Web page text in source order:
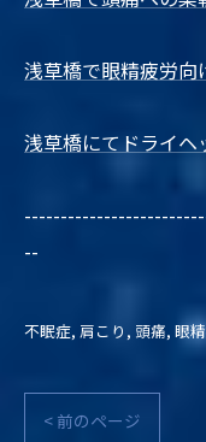
浅草橋で眼精疲労向
浅草橋にてドライヘ
--
不眠症 肩こり 頭痛 眼
< 前のページ